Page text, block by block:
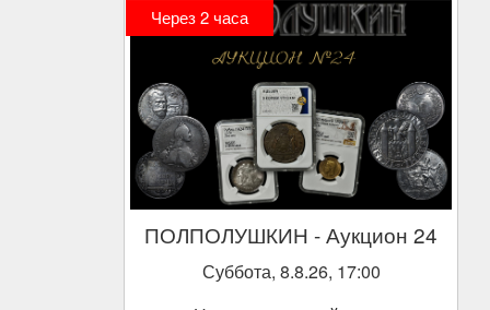
Через2часа
ПОЛПОЛУШКИН - Аукцион 24
Суббота, 8.8.26, 17:00